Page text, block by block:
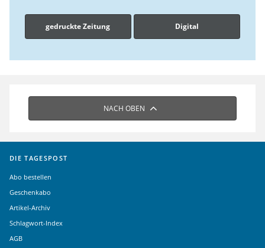
gedruckte Zeitung Digital
NACH OBEN
DIE TAGESPOST
Abo bestellen
Geschenkabo
Artikel-Archiv
Schlagwort-Index
AGB